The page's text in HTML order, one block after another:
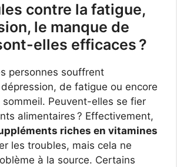
contre la fatigue,
le manque de
elles efficaces ?
personnes souffrent
dépression, de fatigue ou encore
Peuvent-elles se fier
alimentaires ? Effectivement,
riches en vitamines
les troubles, mais cela ne
à la source. Certains